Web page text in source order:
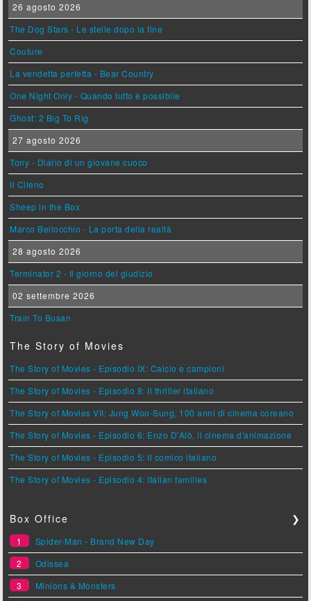
26 agosto 2026
The Dog Stars - Le stelle dopo la fine
Couture
La vendetta perfetta - Bear Country
One Night Only - Quando tutto è possibile
Ghost: 2 Big To Rig
27 agosto 2026
Tony - Diario di un giovane cuoco
Il Cileno
Sheep in the Box
Marco Bellocchio - La porta della realtà
28 agosto 2026
Terminator 2 - Il giorno del giudizio
02 settembre 2026
Train To Busan
The Story of Movies
The Story of Movies - Episodio IX: Calcio e campioni
The Story of Movies - Episodio 8: Il thriller italiano
The Story of Movies VII: Jung Woo-Sung, 100 anni di cinema coreano
The Story of Movies - Episodio 6: Enzo D'Alò, il cinema d'animazione
The Story of Movies - Episodio 5: Il comico italiano
The Story of Movies - Episodio 4: Italian families
Box Office ❯
1
Spider-Man - Brand New Day
2
Odissea
3
Minions & Monsters